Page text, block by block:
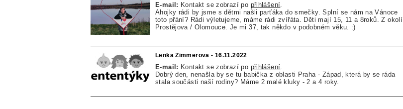
E-mail: Kontakt se zobrazí po přihlášení
Ahojky rádi by jsme s dětmi našli parťáka do smečky. Splní se nám na Vánoce
toto přání? Rádi výletujeme, máme rádi zvířáta. Děti mají 15, 11 a 8roků. Z okolí
Prostějova / Olomouce. Je mi 37, tak někdo v podobném věku. :)
Lenka Zimmerova - 16.11.2022
E-mail: Kontakt se zobrazí po přihlášení
Dobrý den, nenašla by se tu babička z oblasti Praha - Západ, která by se ráda
stala součásti naší rodiny? Máme 2 malé kluky - 2 a 4 roky.